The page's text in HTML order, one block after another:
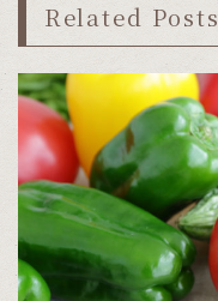
Related Posts